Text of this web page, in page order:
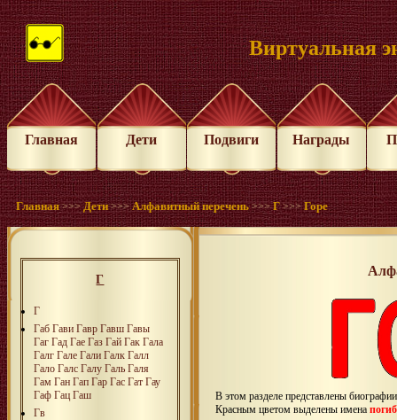
Виртуальная
Главная Дети Подвиги Награды
Главная >>>Дети >>>Алфавитный перечень >>>Г >>>Горе
Г
Г
Габ Гави Гавр Гавш Гавы
Гаг Гад Гае Газ Гай Гак Гала
Галг Гале Гали Галк Галл
Гало Галс Галу Галь Галя
Гам Ган Гап Гар Гас Гат Гау
Гаф Гац Гаш
Гв
В этом разделе представлены
Красным цветом выделены имена